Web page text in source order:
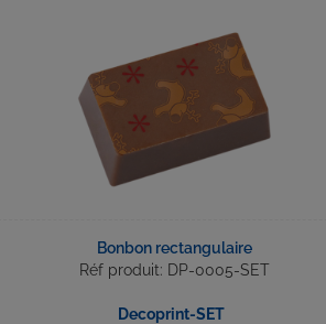
Bonbon rectangulaire
Réf produit: DP-0005-SET
Decoprint-SET